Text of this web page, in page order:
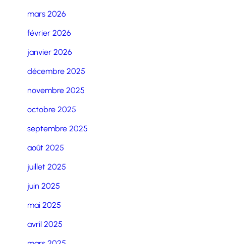
mars 2026
février 2026
janvier 2026
décembre 2025
novembre 2025
octobre 2025
septembre 2025
août 2025
juillet 2025
juin 2025
mai 2025
avril 2025